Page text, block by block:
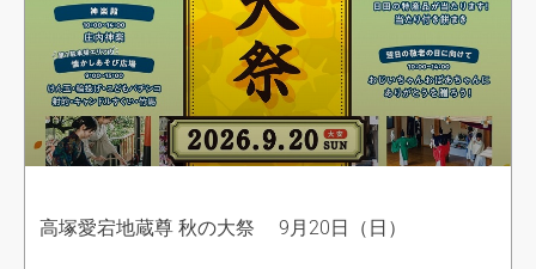
高塚愛宕地蔵尊 秋の大祭 9月20日（日）